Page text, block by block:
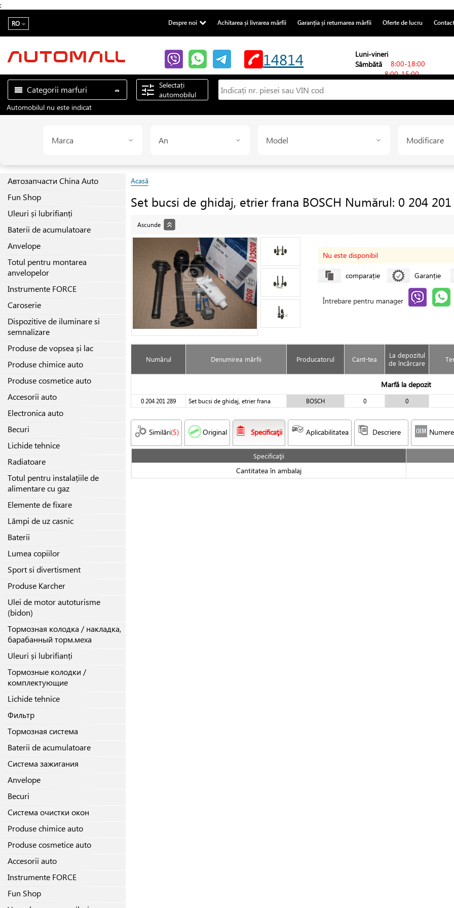
;
RO Despre noi Achitarea și livrarea mărfii Garanția și returnarea mărfii Oferte de lucru
14814
Luni-vineri
8:00-18:00
Sâmbătă
8:00-15:00
Categorii marfuri
Selectați
automobilul
Automobilul nu este indicat
Marca An Model Modificare
Автозапчасти China Auto
Fun Shop
Uleuri și lubrifianți
Baterii de acumulatoare
Anvelope
Totul pentru montarea
anvelopelor
Instrumente FORCE
Caroserie
Dispozitive de iluminare si
semnalizare
Produse de vopsea și lac
Produse chimice auto
Produse cosmetice auto
Accesorii auto
Electronica auto
Becuri
Lichide tehnice
Radiatoare
Totul pentru instalațiile de
alimentare cu gaz
Elemente de fixare
Lămpi de uz casnic
Baterii
Lumea copiilor
Sport si divertisment
Produse Karcher
Ulei de motor autoturisme
(bidon)
Тормозная колодка / накладка,
барабанный торм.меха
Uleuri și lubrifianți
Тормозные колодки /
комплектующие
Lichide tehnice
Фильтр
Тормозная система
Baterii de acumulatoare
Система зажигания
Anvelope
Becuri
Система очистки окон
Produse chimice auto
Produse cosmetice auto
Accesorii auto
Instrumente FORCE
Fun Shop
Acasă
Set bucsi de ghidaj, etrier frana BOSCH Numărul: 0 204
Ascunde
Nu este disponibil
comparație Garanție
Întrebare pentru manager
Numărul Denumirea mărfii Producatorul Cant-tea
La depozitul
de încărcare
Marfă la depozit
0 204 201 289 Set bucsi de ghidaj, etrier frana BOSCH 0 0
Similări(5) Original Specificaţii Aplicabilitatea Descriere
Specificaţii
Cantitatea în ambalaj